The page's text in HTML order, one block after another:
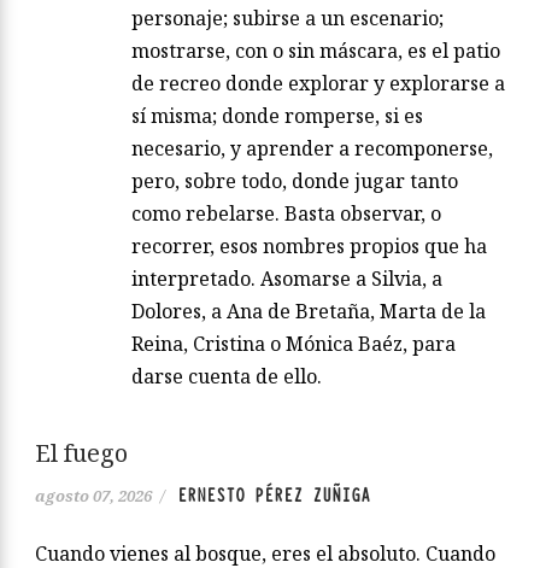
personaje; subirse a un escenario;
mostrarse, con o sin máscara, es el patio
de recreo donde explorar y explorarse a
sí misma; donde romperse, si es
necesario, y aprender a recomponerse,
pero, sobre todo, donde jugar tanto
como rebelarse. Basta observar, o
recorrer, esos nombres propios que ha
interpretado. Asomarse a Silvia, a
Dolores, a Ana de Bretaña, Marta de la
Reina, Cristina o Mónica Baéz, para
darse cuenta de ello.
El fuego
agosto 07, 2026 / ERNESTO PÉREZ ZUÑIGA
Cuando vienes al bosque, eres el absoluto. Cuando